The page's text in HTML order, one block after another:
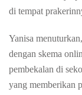
di tempat
Yanisa
dengan skema
pembekalan di
yang memberikan